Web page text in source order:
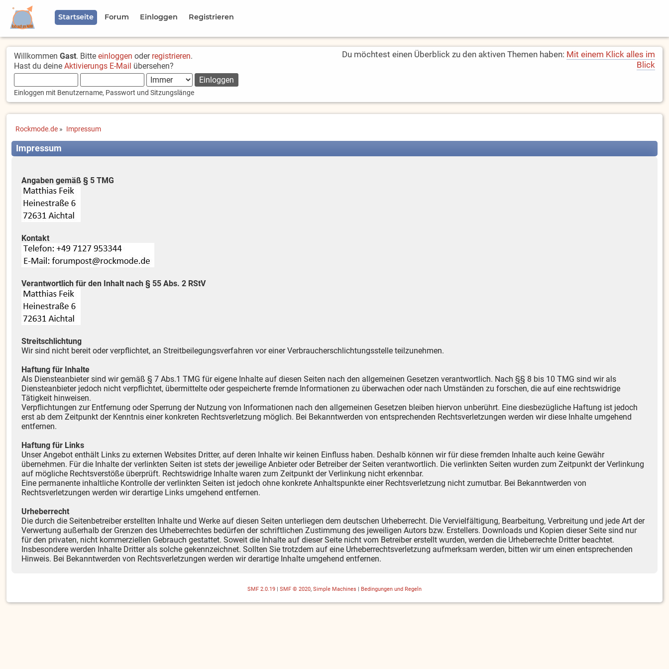
Startseite Forum Einloggen Registrieren
WillkommenGast. Bitteeinloggen oder registrieren.
Hast du deineAktivierungs E-Mail übersehen?
Einloggen mit Benutzername, Passwort und Sitzungslänge
Du möchtest einen Überblick zu den aktiven Themen haben: Mit einem Klick alles im
Blick
Rockmode.de » Impressum
Impressum
Angaben gemäß § 5 TMG
Kontakt
Verantwortlich für den Inhalt nach § 55 Abs. 2 RStV
Streitschlichtung
Wir sind nicht bereit oder verpflichtet, an Streitbeilegungsverfahren vor einer Verbraucherschlichtungsstelle teilzunehmen.
Haftung für Inhalte
Als Diensteanbieter sind wir gemäß § 7 Abs.1 TMG für eigene Inhalte auf diesen Seiten nach den allgemeinen Gesetzen verantwortlich. Nach §§ 8 bis 10 TMG sind wir als
Diensteanbieter jedoch nicht verpflichtet, übermittelte oder gespeicherte fremde Informationen zu überwachen oder nach Umständen zu forschen, die auf eine rechtswidrige
Tätigkeit hinweisen.
Verpflichtungen zur Entfernung oder Sperrung der Nutzung von Informationen nach den allgemeinen Gesetzen bleiben hiervon unberührt. Eine diesbezügliche Haftung ist jedoch
erst ab dem Zeitpunkt der Kenntnis einer konkreten Rechtsverletzung möglich. Bei Bekanntwerden von entsprechenden Rechtsverletzungen werden wir diese Inhalte umgehend
entfernen.
Haftung für Links
Unser Angebot enthält Links zu externen Websites Dritter, auf deren Inhalte wir keinen Einfluss haben. Deshalb können wir für diese fremden Inhalte auch keine Gewähr
übernehmen. Für die Inhalte der verlinkten Seiten ist stets der jeweilige Anbieter oder Betreiber der Seiten verantwortlich. Die verlinkten Seiten wurden zum Zeitpunkt der Verlinkung
auf mögliche Rechtsverstöße überprüft. Rechtswidrige Inhalte waren zum Zeitpunkt der Verlinkung nicht erkennbar.
Eine permanente inhaltliche Kontrolle der verlinkten Seiten ist jedoch ohne konkrete Anhaltspunkte einer Rechtsverletzung nicht zumutbar. Bei Bekanntwerden von
Rechtsverletzungen werden wir derartige Links umgehend entfernen.
Urheberrecht
Die durch die Seitenbetreiber erstellten Inhalte und Werke auf diesen Seiten unterliegen dem deutschen Urheberrecht. Die Vervielfältigung, Bearbeitung, Verbreitung und jede Art der
Verwertung außerhalb der Grenzen des Urheberrechtes bedürfen der schriftlichen Zustimmung des jeweiligen Autors bzw. Erstellers. Downloads und Kopien dieser Seite sind nur
für den privaten, nicht kommerziellen Gebrauch gestattet. Soweit die Inhalte auf dieser Seite nicht vom Betreiber erstellt wurden, werden die Urheberrechte Dritter beachtet.
Insbesondere werden Inhalte Dritter als solche gekennzeichnet. Sollten Sie trotzdem auf eine Urheberrechtsverletzung aufmerksam werden, bitten wir um einen entsprechenden
Hinweis. Bei Bekanntwerden von Rechtsverletzungen werden wir derartige Inhalte umgehend entfernen.
SMF 2.0.19| SMF © 2020, Simple Machines | Bedingungen und Regeln